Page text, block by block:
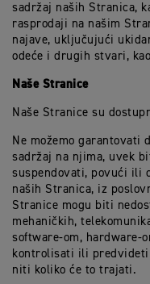
sadržaj naših Stranica,
rasprodaji na našim
najave, uključujući
odeće i drugih stvari,
Naše Stranice
Naše Stranice su
Ne možemo garantovati
sadržaj na njima, uvek
suspendovati, povući ili
naših Stranica, iz
Stranice mogu biti
mehaničkih,
software-om, hardware-
kontrolisati ili predvideti
niti koliko će to trajati.